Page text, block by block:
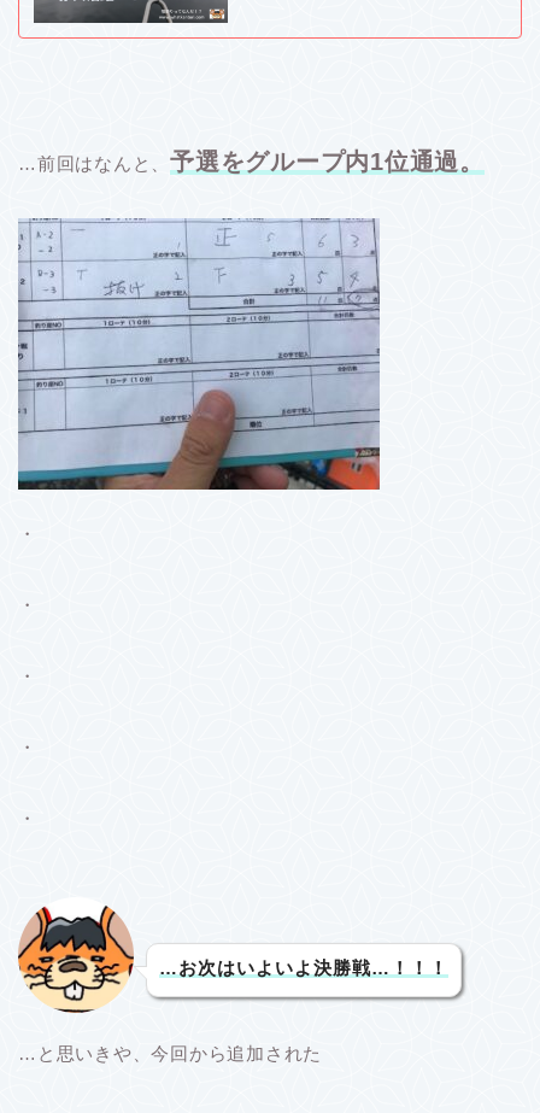
…前回はなんと、予選をグループ内1位通過。
・
・
・
・
・
…お次はいよいよ決勝戦…！！！
…と思いきや、今回から追加された